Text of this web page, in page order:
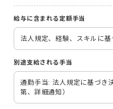
給与に含まれる定額手当
法人規定、経験、スキルに基
別途支給される手当
通勤手当: 法人規定に基づき
第、詳細通知）